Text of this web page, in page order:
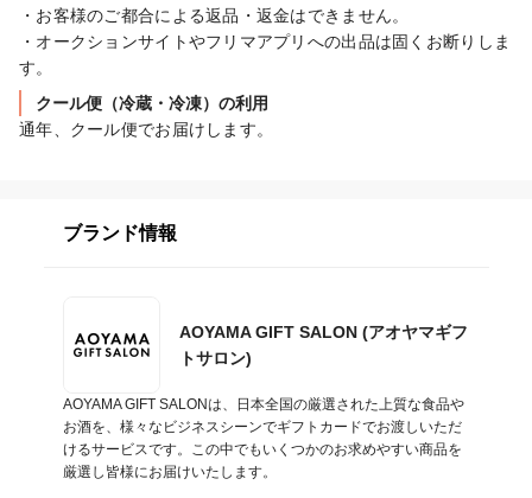
・お客様のご都合による返品・返金はできません。
・オークションサイトやフリマアプリへの出品は固くお断りしま
す。
クール便（冷蔵・冷凍）の利用
通年、クール便でお届けします。
ブランド情報
AOYAMA GIFT SALON (アオヤマギフ
トサロン)
AOYAMA GIFT SALONは、日本全国の厳選された上質な食品や
お酒を、様々なビジネスシーンでギフトカードでお渡しいただ
けるサービスです。この中でもいくつかのお求めやすい商品を
厳選し皆様にお届けいたします。